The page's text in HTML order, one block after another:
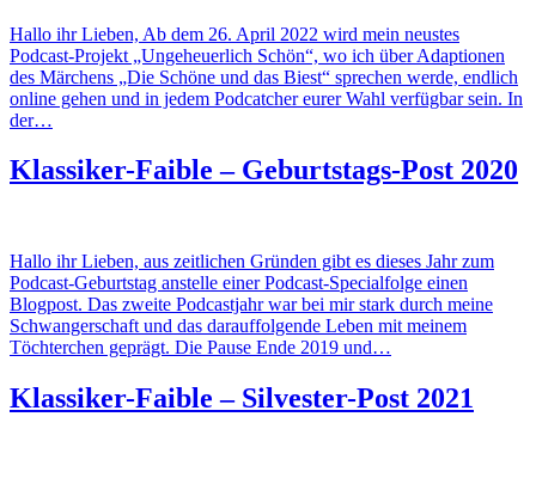
Hallo ihr Lieben, Ab dem 26. April 2022 wird mein neustes
Podcast-Projekt „Ungeheuerlich Schön“, wo ich über Adaptionen
des Märchens „Die Schöne und das Biest“ sprechen werde, endlich
online gehen und in jedem Podcatcher eurer Wahl verfügbar sein. In
der…
Klassiker-Faible – Geburtstags-Post 2020
Hallo ihr Lieben, aus zeitlichen Gründen gibt es dieses Jahr zum
Podcast-Geburtstag anstelle einer Podcast-Specialfolge einen
Blogpost. Das zweite Podcastjahr war bei mir stark durch meine
Schwangerschaft und das darauffolgende Leben mit meinem
Töchterchen geprägt. Die Pause Ende 2019 und…
Klassiker-Faible – Silvester-Post 2021